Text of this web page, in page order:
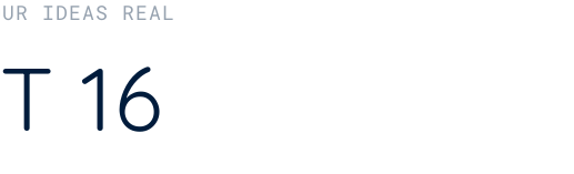
IDEAS REAL
16